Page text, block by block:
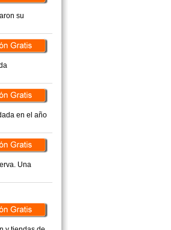
su
en el año
Una